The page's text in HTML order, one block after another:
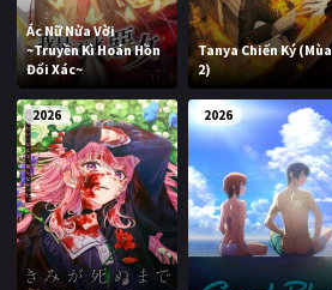
Ác Nữ Nửa Vời
~Truyền Kì Hoán Hồn
Đổi Xác~
Tanya Chiến Ký (Mùa
2)
2026 2026